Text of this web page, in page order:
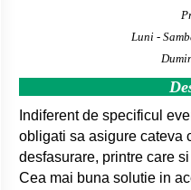
Luni -
Indiferent de specificul
obligati sa asigure cateva
desfasurare, printre care
Cea mai buna solutie in